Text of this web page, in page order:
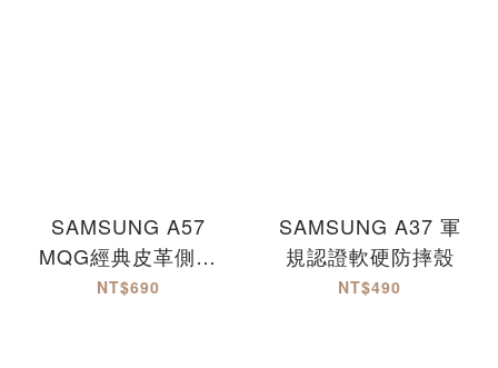
SAMSUNG A57
MQG經典皮革側掀
套
NT$690
SAMSUNG A37 軍
規認證軟硬防摔殼
NT$490